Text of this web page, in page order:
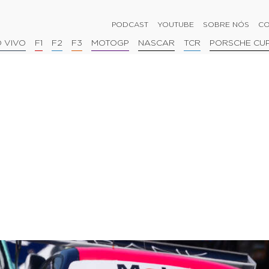
PODCAST YOUTUBE SOBRE NÓS
VIVO F1 F2 F3 MOTOGP NASCAR TCR PORSCHE